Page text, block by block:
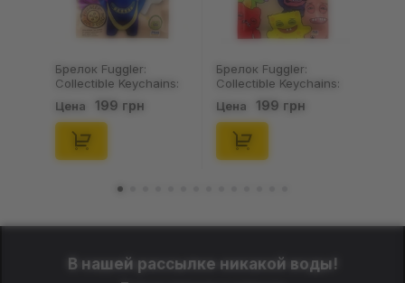
Брелок Fuggler:
Collectible Keychains:
Gold Edition: Series 3
(Blind Box: 1 з 24),
(11550)
Цена 199 грн
Брелок Fuggler:
Collectible Keychains:
Series 2 (Blind Box: 1 з
46), (15475)
Цена 199 грн
В нашей рассылке никакой воды!